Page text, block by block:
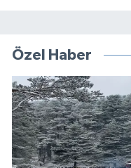
Özel Haber